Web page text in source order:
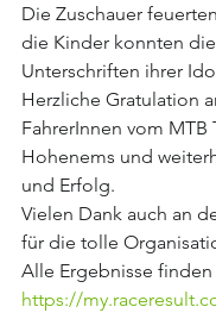
Die Zuschauer
die Kinder konnten
Unterschriften ihrer
Herzliche Gratulation
FahrerInnen vom MTB
Hohenems und
und Erfolg.
Vielen Dank auch an
für die tolle
Alle Ergebnisse finden
https://